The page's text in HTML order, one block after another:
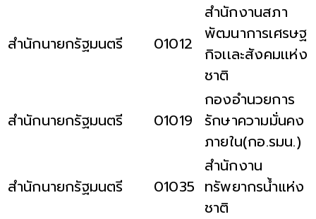
สำนักนายกรัฐมนตรี 01012
สำนักงานสภา
พัฒนาการเศรษฐ
กิจเเละสังคมเเห่ง
ชาติ
สำนักนายกรัฐมนตรี 01019
กองอำนวยการ
รักษาความมั่นคง
ภายใน(กอ.รมน.)
สำนักนายกรัฐมนตรี 01035
สำนักงาน
ทรัพยากรน้ำแห่ง
ชาติ